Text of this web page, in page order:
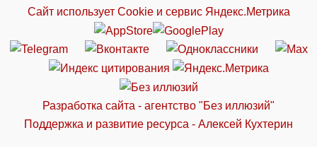
Сайт использует Cookie и сервиc Яндекс.Метрика
Разработка сайта - агентство "Без иллюзий"
Поддержка и развитие ресурса - Алексей Кухтерин